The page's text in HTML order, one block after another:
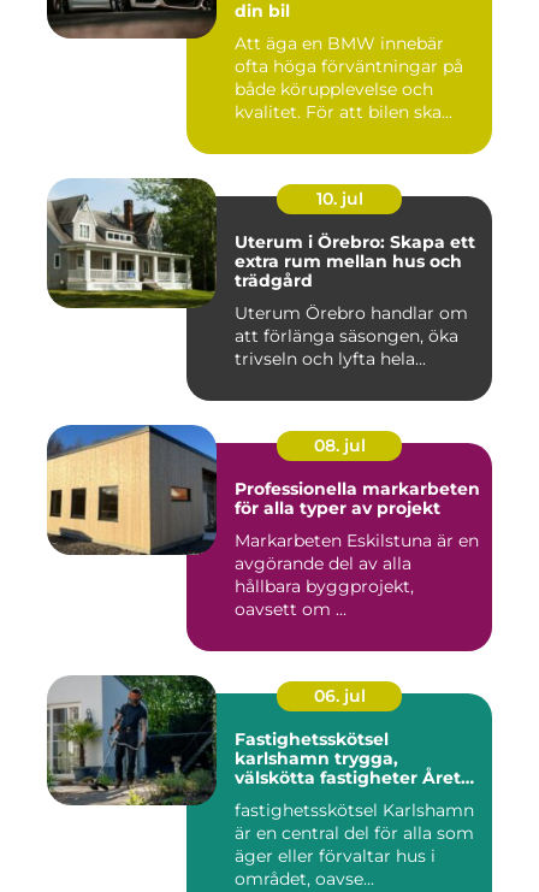
din bil
Att äga en BMW innebär
ofta höga förväntningar på
både körupplevelse och
kvalitet. För att bilen ska...
10. jul
Uterum i Örebro: Skapa ett
extra rum mellan hus och
trädgård
Uterum Örebro handlar om
att förlänga säsongen, öka
trivseln och lyfta hela...
08. jul
Professionella markarbeten
för alla typer av projekt
Markarbeten Eskilstuna är en
avgörande del av alla
hållbara byggprojekt,
oavsett om ...
06. jul
Fastighetsskötsel
karlshamn trygga,
välskötta fastigheter Året
fastighetsskötsel Karlshamn
är en central del för alla som
äger eller förvaltar hus i
området, oavse...